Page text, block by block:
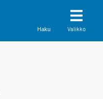
Haku Valikko